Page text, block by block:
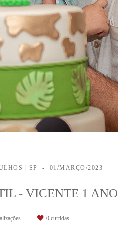
| SP 01/MARÇO/2023
- VICENTE 1 ANO
0 curtidas